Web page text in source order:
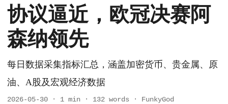
协议逼近，欧冠决赛阿
森纳领先
每日数据采集指标汇总，涵盖加密货币、贵金属、原
油、A股及宏观经济数据
2026-05-30 · 1 min · 132 words · FunkyGod